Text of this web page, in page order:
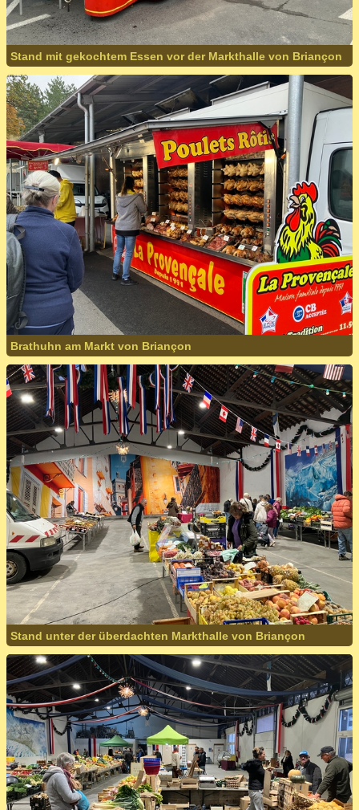
Stand mit gekochtem Essen vor der Markthalle von Briançon
Brathuhn am Markt von Briançon
Stand unter der überdachten Markthalle von Briançon